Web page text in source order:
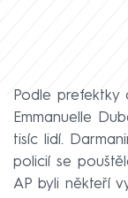
Podle prefektky
Emmanuelle
tisíc lidí.
policií se
AP byli někteří